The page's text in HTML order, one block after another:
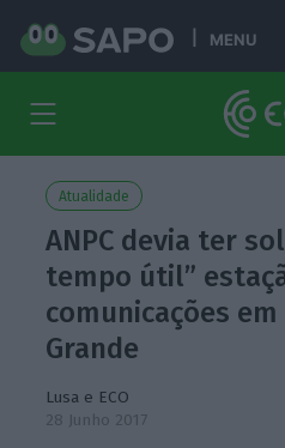
MENU
Atualidade
ANPC devia ter
tempo útil”
comunicações em
Grande
Lusa e ECO
28 Junho 2017